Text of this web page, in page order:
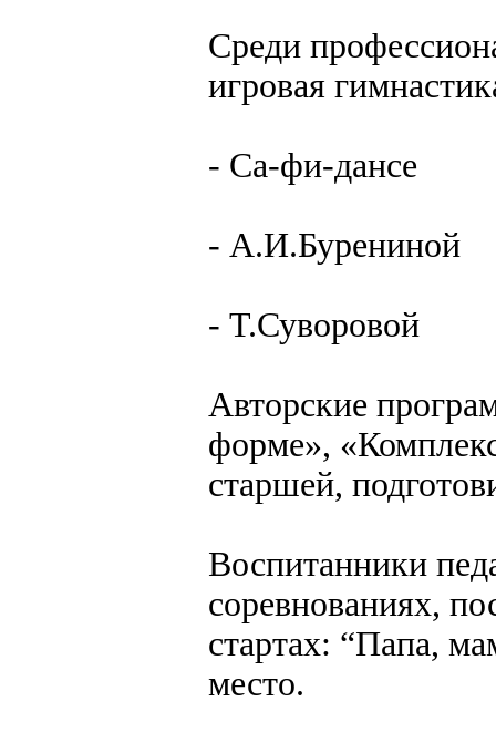
Среди
игровая
- Са-фи-дансе
- А.И.Бурениной
- Т.Суворовой
Авторские
форме»,
старшей,
Воспитанники
соревнованиях,
стартах: “Папа,
место.